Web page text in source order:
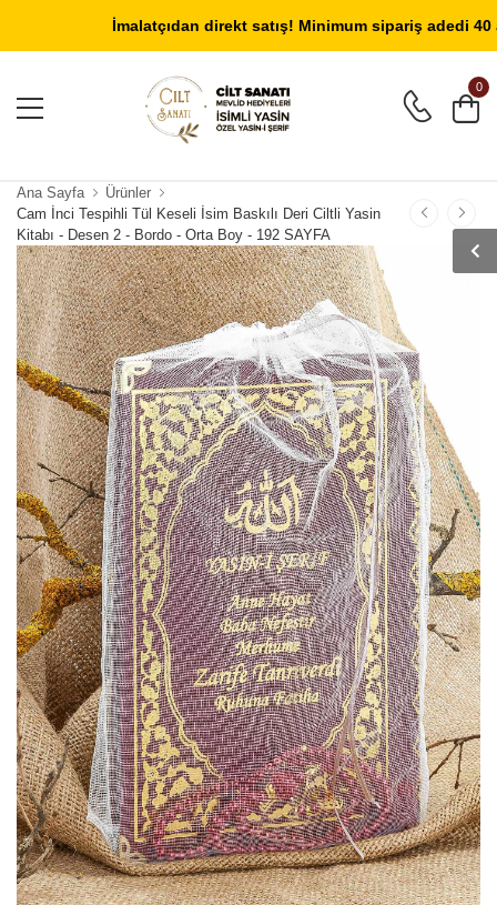
İmalatçıdan direkt satış! Minimum sipariş adedi 40
Giriş Yap Üye Ol
0
Ana Sayfa
Ürünler
Cam İnci Tespihli Tül Keseli İsim Baskılı Deri Ciltli Yasin
Kitabı - Desen 2 - Bordo - Orta Boy - 192 SAYFA